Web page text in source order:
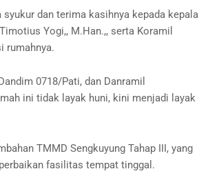
dan terima kasihnya kepada kepala
Yogi,, M.Han.,, serta Koramil
rumahnya.
0718/Pati, dan Danramil
ini tidak layak huni, kini menjadi layak
TMMD Sengkuyung Tahap III, yang
fasilitas tempat tinggal.